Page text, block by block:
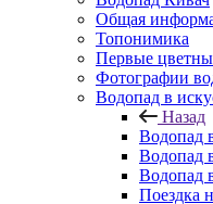
Общая
Топонимика
Первые
Фотографии
Водопад в
Назад
Водопад
Водопад
Водопад
Поездка